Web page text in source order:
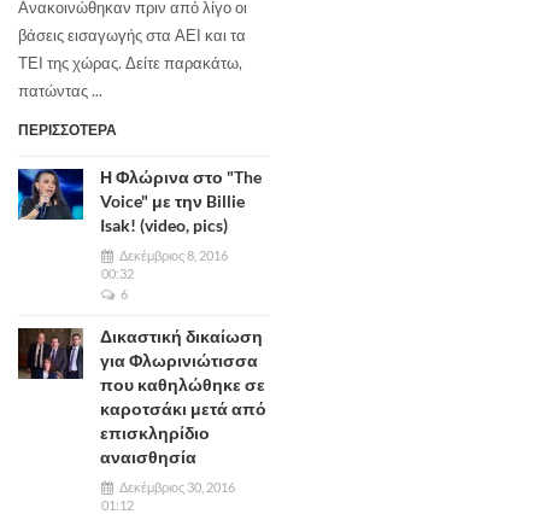
Ανακοινώθηκαν πριν από λίγο οι
βάσεις εισαγωγής στα ΑΕΙ και τα
ΤΕΙ της χώρας. Δείτε παρακάτω,
πατώντας ...
ΠΕΡΙΣΣΟΤΕΡΑ
Η Φλώρινα στο "The
Voice" με την Billie
Isak! (video, pics)
Δεκέμβριος 8, 2016
00:32
6
Δικαστική δικαίωση
για Φλωρινιώτισσα
που καθηλώθηκε σε
καροτσάκι μετά από
επισκληρίδιο
αναισθησία
Δεκέμβριος 30, 2016
01:12